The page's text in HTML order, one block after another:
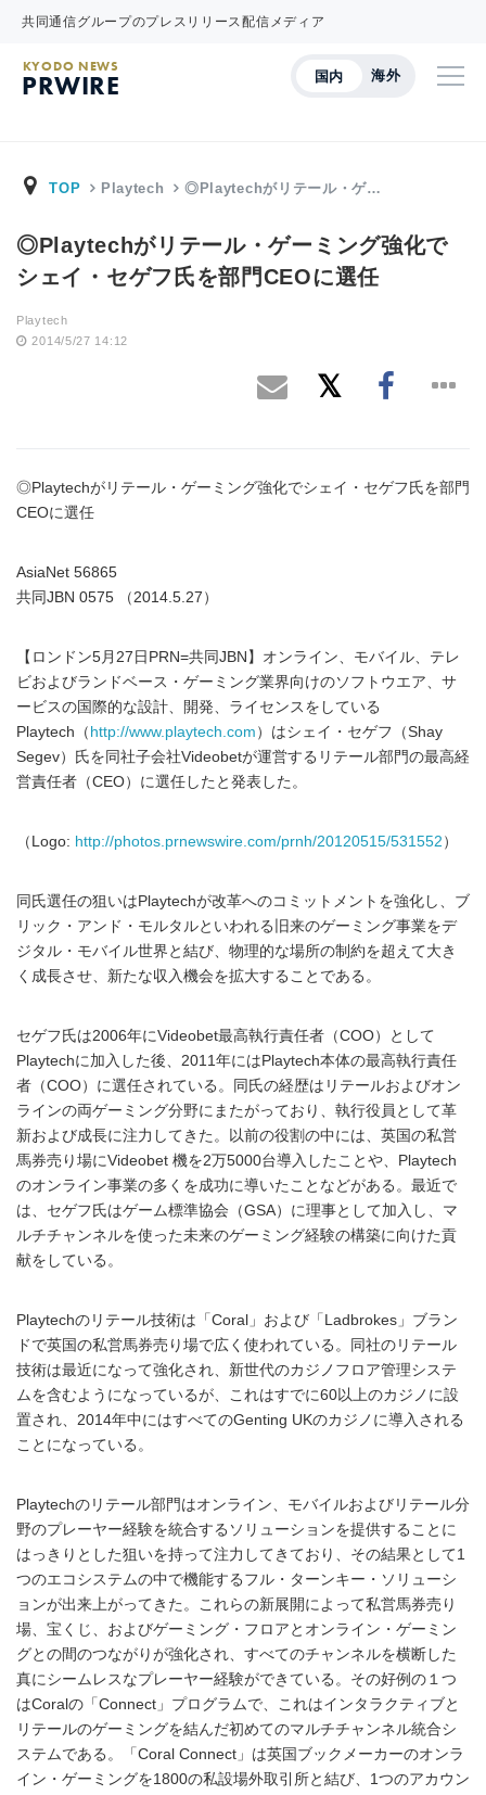
共同通信グループのプレスリリース配信メディア
国内 海外
KYODO NEWS
PRWIRE
TOP Playtech ◎Playtechがリテール・ゲ…
◎Playtechがリテール・ゲーミング強化で
シェイ・セゲフ氏を部門CEOに選任
Playtech
2014/5/27 14:12
◎Playtechがリテール・ゲーミング強化でシェイ・セゲフ氏を部門
CEOに選任
AsiaNet 56865
共同JBN 0575 （2014.5.27）
【ロンドン5月27日PRN=共同JBN】オンライン、モバイル、テレ
ビおよびランドベース・ゲーミング業界向けのソフトウエア、サ
ービスの国際的な設計、開発、ライセンスをしている
Playtech（ http://www.playtech.com ）はシェイ・セゲフ（Shay
Segev）氏を同社子会社Videobetが運営するリテール部門の最高経
営責任者（CEO）に選任したと発表した。
（Logo: http://photos.prnewswire.com/prnh/20120515/531552 ）
同氏選任の狙いはPlaytechが改革へのコミットメントを強化し、ブ
リック・アンド・モルタルといわれる旧来のゲーミング事業をデ
ジタル・モバイル世界と結び、物理的な場所の制約を超えて大き
く成長させ、新たな収入機会を拡大することである。
セゲフ氏は2006年にVideobet最高執行責任者（COO）として
Playtechに加入した後、2011年にはPlaytech本体の最高執行責任
者（COO）に選任されている。同氏の経歴はリテールおよびオン
ラインの両ゲーミング分野にまたがっており、執行役員として革
新および成長に注力してきた。以前の役割の中には、英国の私営
馬券売り場にVideobet 機を2万5000台導入したことや、Playtech
のオンライン事業の多くを成功に導いたことなどがある。最近で
は、セゲフ氏はゲーム標準協会（GSA）に理事として加入し、マ
ルチチャンネルを使った未来のゲーミング経験の構築に向けた貢
献をしている。
Playtechのリテール技術は「Coral」および「Ladbrokes」ブラン
ドで英国の私営馬券売り場で広く使われている。同社のリテール
技術は最近になって強化され、新世代のカジノフロア管理システ
ムを含むようになっているが、これはすでに60以上のカジノに設
置され、2014年中にはすべてのGenting UKのカジノに導入される
ことになっている。
Playtechのリテール部門はオンライン、モバイルおよびリテール分
野のプレーヤー経験を統合するソリューションを提供することに
はっきりとした狙いを持って注力してきており、その結果として1
つのエコシステムの中で機能するフル・ターンキー・ソリューシ
ョンが出来上がってきた。これらの新展開によって私営馬券売り
場、宝くじ、およびゲーミング・フロアとオンライン・ゲーミン
グとの間のつながりが強化され、すべてのチャンネルを横断した
真にシームレスなプレーヤー経験ができている。その好例の１つ
はCoralの「Connect」プログラムで、これはインタラクティブと
リテールのゲーミングを結んだ初めてのマルチチャンネル統合シ
ステムである。「Coral Connect」は英国ブックメーカーのオンラ
イン・ゲーミングを1800の私設場外取引所と結び、1つのアカウン